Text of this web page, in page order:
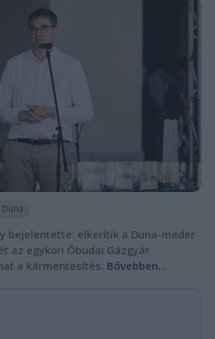
Duna
bejelentette: elkerítik a Duna-meder
az egykori Óbudai Gázgyár
a kármentesítés. Bővebben...